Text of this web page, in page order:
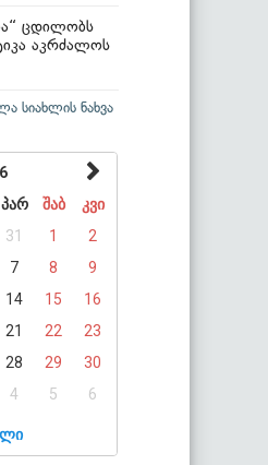
ცდილობს
აკრძალოს
სიახლის ნახვა
პარ შაბ
კვი
31 1
2
7 8
9
14 15
16
21 22
23
28 29
30
4 5 6